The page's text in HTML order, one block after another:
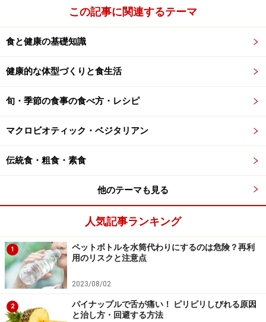
気性なので、酸素が存在している環境が好条件に相当し
ます。その後、細胞分裂し、数をどんどん増やすので
す。再び環境が悪くなると、また芽胞を形成することを
繰り返します。栄養細胞の形だと、100℃で10分間加熱
すれば大部分が不活化しますが、芽胞だと100℃で30分
間の加熱にも耐えられますし、消毒用エタノールも効き
強火で加熱しても危険？ 「チャーハン症候
群」の発生メカニズム
が、セレウス菌が芽胞の状態だった場合、調理中に死滅
しません。そのため調理後に室温で長時間放置される
と、発芽・増殖し、食べると下痢や嘔吐を起こします。
再加熱しても、芽胞があれば再び増殖します。特に28～
35℃は菌が最も活発になる温度ですので、夏場は危険で
す。
この記事に関連するテーマ
食と健康の基礎知識
健康的な体型づくりと食生活
旬・季節の食事の食べ方・レシピ
マクロビオティック・ベジタリアン
伝統食・粗食・素食
他のテーマも見る
人気記事ランキング
1
ペットボトルを水筒代わりにするのは危険？再利
用のリスクと注意点
2023/08/02
2
パイナップルで舌が痛い！ ピリピリしびれる原因
と治し方・回避する方法